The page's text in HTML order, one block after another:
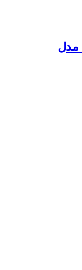
پیراهن مردانه PROPHEUS مدل